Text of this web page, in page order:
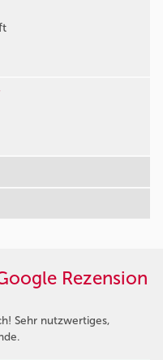
Rezension
Sehr nutzwertiges,